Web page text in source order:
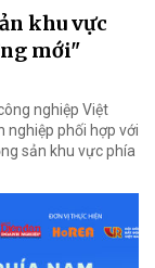
khu vực
mới"
nghiệp Việt
nghiệp phối hợp với
sản khu vực phía